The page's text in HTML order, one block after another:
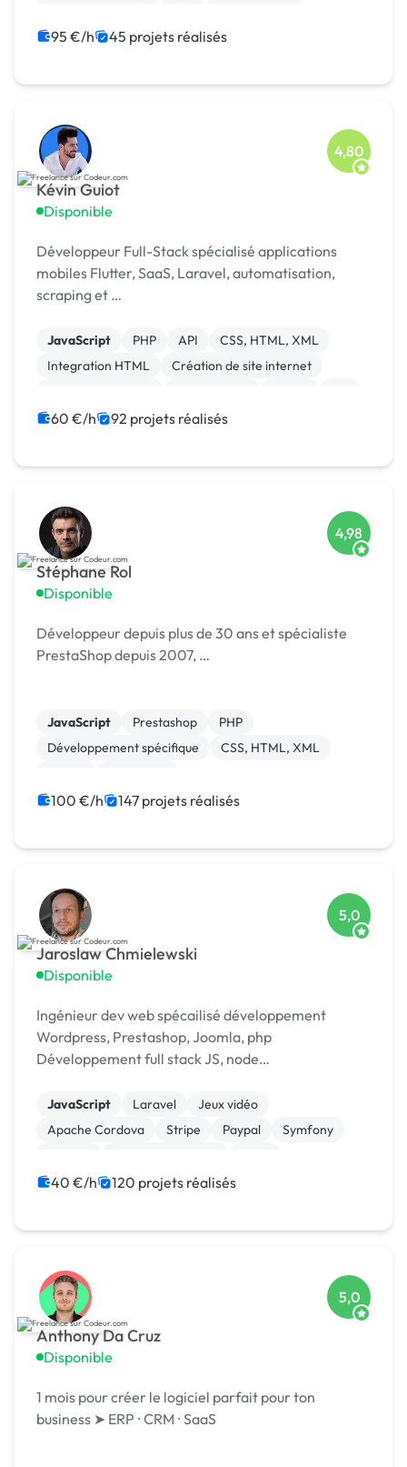
95 €/h 45 projets réalisés
Kévin Guiot
Disponible
4,80
Développeur Full-Stack spécialisé applications
mobiles Flutter, SaaS, Laravel, automatisation,
scraping et …
JavaScript PHP API
CSS, HTML, XML
Integration HTML
Création de site internet
60 €/h 92 projets réalisés
Stéphane Rol
Disponible
4,98
Développeur depuis plus de 30 ans et spécialiste
PrestaShop depuis 2007, …
JavaScript Prestashop
PHP
Développement spécifique
CSS, HTML, XML
100 €/h 147 projets réalisés
Jaroslaw Chmielewski
Disponible
5,0
Ingénieur dev web spécailisé développement
Wordpress, Prestashop, Joomla, php
Développement full stack JS, node
chat temp réel : [URL MASQUÉE], webrtc
JavaScript Laravel
Jeux vidéo
Apache Cordova
Stripe Paypal
Symfony
40 €/h 120 projets réalisés
Anthony Da Cruz
Disponible
5,0
1 mois pour créer le logiciel parfait pour ton
business ➤ ERP ⸱ CRM ⸱ SaaS